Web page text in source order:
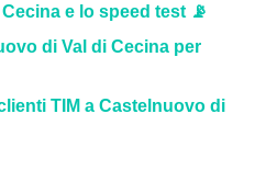
e lo speed test 📡
di Val di Cecina per
TIM a Castelnuovo di